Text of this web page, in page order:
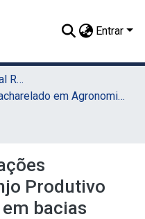
Entrar
01. Universidade Federal Rural de Pernambuco - UFRPE (Sede)
Bacharelado em Agronomia (Sede)
Produtivo
bacias